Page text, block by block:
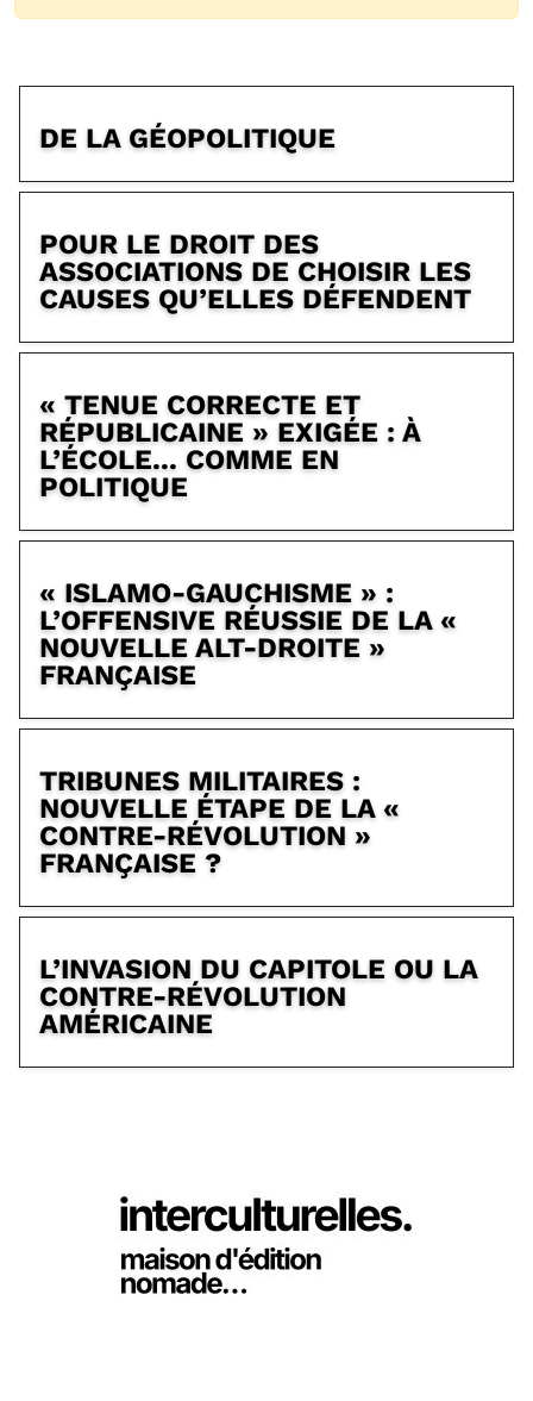
DE LA GÉOPOLITIQUE
POUR LE DROIT DES
ASSOCIATIONS DE CHOISIR LES
CAUSES QU’ELLES DÉFENDENT
« TENUE CORRECTE ET
RÉPUBLICAINE » EXIGÉE : À
L’ÉCOLE... COMME EN
POLITIQUE
« ISLAMO-GAUCHISME » :
L’OFFENSIVE RÉUSSIE DE LA «
NOUVELLE ALT-DROITE »
FRANÇAISE
TRIBUNES MILITAIRES :
NOUVELLE ÉTAPE DE LA «
CONTRE-RÉVOLUTION »
FRANÇAISE ?
L’INVASION DU CAPITOLE OU LA
CONTRE-RÉVOLUTION
AMÉRICAINE